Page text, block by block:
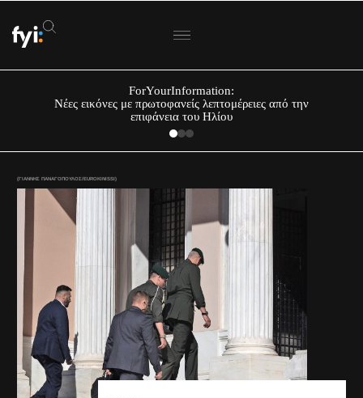
ForYourInformation:
Νέες εικόνες με πρωτοφανείς λεπτομέρειες από την
επιφάνεια του Ηλίου
(ΓΙΑΝΝΗΣ ΠΑΝΑΓΟΠΟΥΛΟΣ/EUROKINISSI)